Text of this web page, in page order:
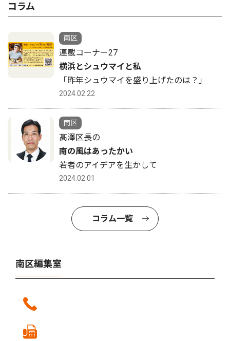
コラム
南区
連載コーナー27
横浜とシュウマイと私
「昨年シュウマイを盛り上げたのは？」
2024.02.22
南区
髙澤区長の
南の風はあったかい
若者のアイデアを生かして
2024.02.01
コラム一覧
南区編集室